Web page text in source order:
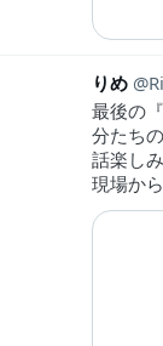
りめ
最後の
分たち
話楽しみ
現場か